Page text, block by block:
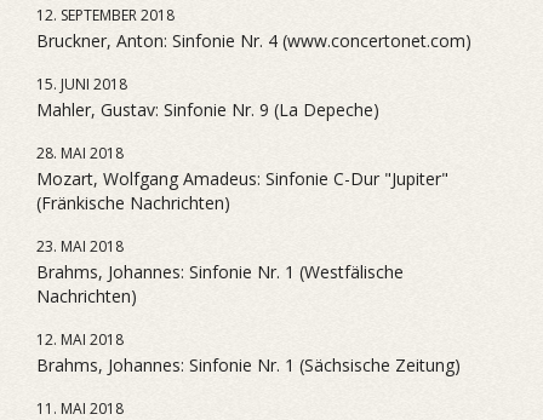
12. SEPTEMBER 2018
Bruckner, Anton: Sinfonie Nr. 4 (www.concertonet.com)
15. JUNI 2018
Mahler, Gustav: Sinfonie Nr. 9 (La Depeche)
28. MAI 2018
Mozart, Wolfgang Amadeus: Sinfonie C-Dur "Jupiter"
(Fränkische Nachrichten)
23. MAI 2018
Brahms, Johannes: Sinfonie Nr. 1 (Westfälische
Nachrichten)
12. MAI 2018
Brahms, Johannes: Sinfonie Nr. 1 (Sächsische Zeitung)
11. MAI 2018